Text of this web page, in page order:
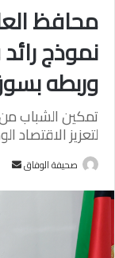
محافظ
نموذج
وربطه
تمكين الشباب
لتعزيز الاقتصاد
صحيفة الوفاق